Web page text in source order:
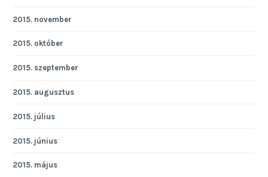
2015. november
2015. október
2015. szeptember
2015. augusztus
2015. július
2015. június
2015. május